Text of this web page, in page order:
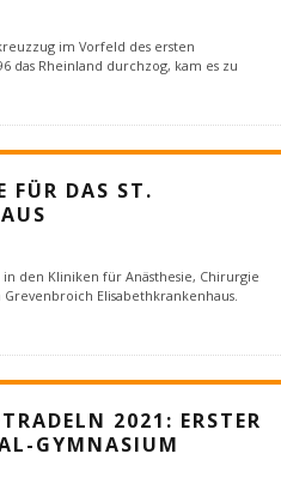
im Vorfeld des ersten
das Rheinland durchzog, kam es zu
FÜR DAS ST.
den Kliniken für Anästhesie, Chirurgie
Elisabethkrankenhaus.
2021: ERSTER
GYMNASIUM